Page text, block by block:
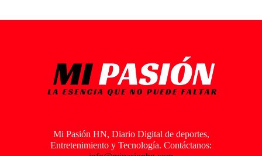
Mi Pasión HN, Diario Digital de deportes,
Entretenimiento y Tecnología. Contáctanos: